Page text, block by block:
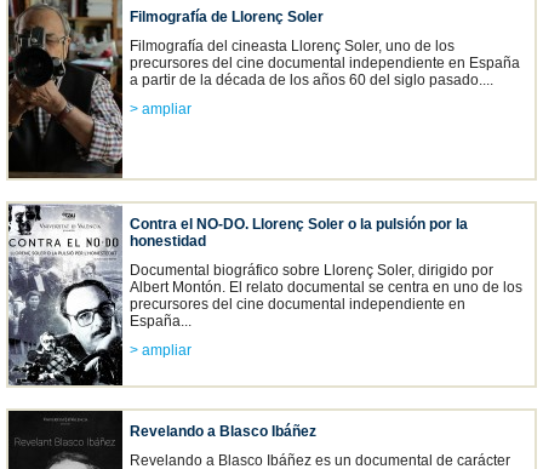
Filmografía de Llorenç Soler
Filmografía del cineasta Llorenç Soler, uno de los
precursores del cine documental independiente en España
a partir de la década de los años 60 del siglo pasado....
> ampliar
Contra el NO-DO. Llorenç Soler o la pulsión por la
honestidad
Documental biográfico sobre Llorenç Soler, dirigido por
Albert Montón. El relato documental se centra en uno de los
precursores del cine documental independiente en
España...
> ampliar
Revelando a Blasco Ibáñez
Revelando a Blasco Ibáñez es un documental de carácter